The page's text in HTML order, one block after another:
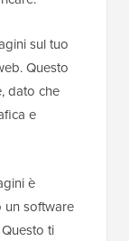
sul tuo
Questo
dato che
e
è
un software
ti